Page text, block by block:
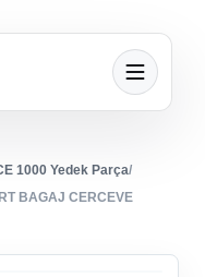
1000 Yedek Parça/
BAGAJ CERCEVE